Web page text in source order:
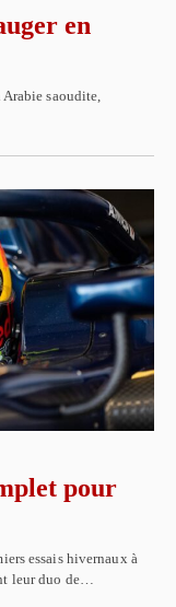
en
saoudite,
pour
essais hivernaux à
leur duo de…